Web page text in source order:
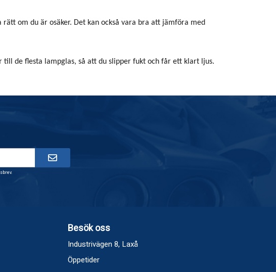
om du är osäker. Det kan också vara bra att jämföra med
de flesta lampglas, så att du slipper fukt och får ett klart ljus.
Besök oss
Industrivägen 8, Laxå
Öppetider